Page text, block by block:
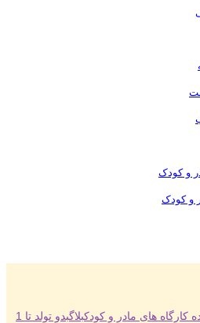
و کودک
و کودک
کارگاه های مادر و کودکبلاگ بدو تولد تا 1